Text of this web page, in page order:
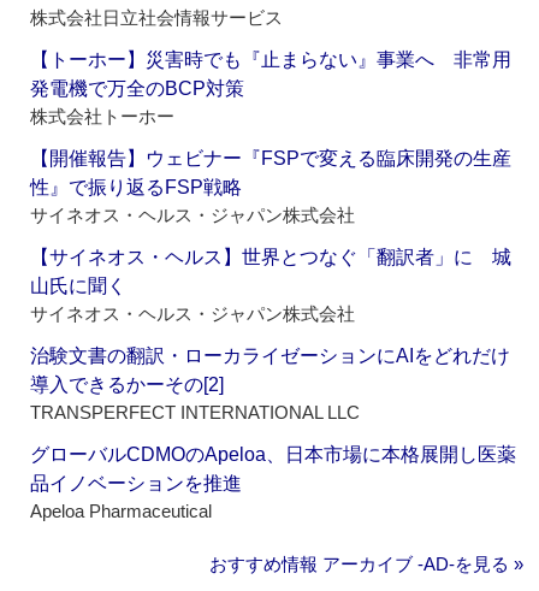
株式会社日立社会情報サービス
【トーホー】災害時でも『止まらない』事業へ 非常用
発電機で万全のBCP対策
株式会社トーホー
【開催報告】ウェビナー『FSPで変える臨床開発の生産
性』で振り返るFSP戦略
サイネオス・ヘルス・ジャパン株式会社
【サイネオス・ヘルス】世界とつなぐ「翻訳者」に 城
山氏に聞く
サイネオス・ヘルス・ジャパン株式会社
治験文書の翻訳・ローカライゼーションにAIをどれだけ
導入できるかーその[2]
TRANSPERFECT INTERNATIONAL LLC
グローバルCDMOのApeloa、日本市場に本格展開し医薬
品イノベーションを推進
Apeloa Pharmaceutical
おすすめ情報 アーカイブ ‐AD‐を見る »